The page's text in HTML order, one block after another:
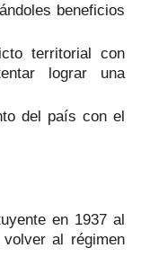
beneficios
territorial con
lograr una
del país con el
en 1937 al
al régimen